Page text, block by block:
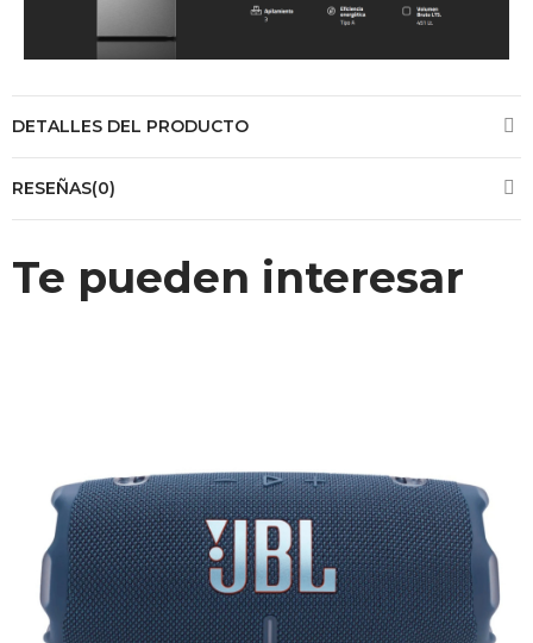
DETALLES DEL PRODUCTO
RESEÑAS(0)
Te pueden interesar